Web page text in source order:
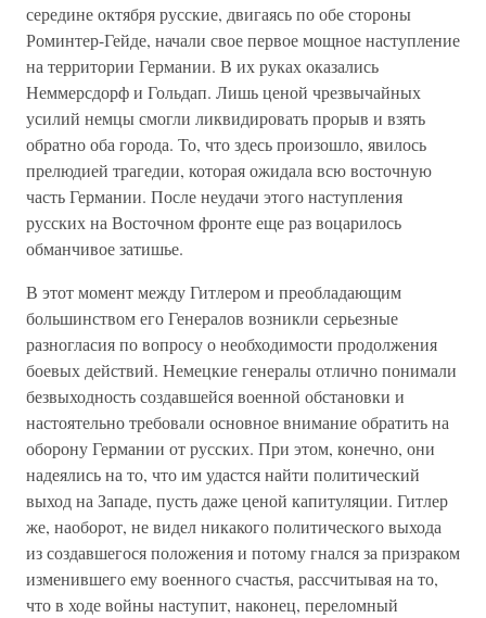
середине октября русские, двигаясь по обе стороны
Роминтер-Гейде, начали свое первое мощное наступление
на территории Германии. В их руках оказались
Неммерсдорф и Гольдап. Лишь ценой чрезвычайных
усилий немцы смогли ликвидировать прорыв и взять
обратно оба города. То, что здесь произошло, явилось
прелюдией трагедии, которая ожидала всю восточную
часть Германии. После неудачи этого наступления
русских на Восточном фронте еще раз воцарилось
обманчивое затишье.
В этот момент между Гитлером и преобладающим
большинством его Генералов возникли серьезные
разногласия по вопросу о необходимости продолжения
боевых действий. Немецкие генералы отлично понимали
безвыходность создавшейся военной обстановки и
настоятельно требовали основное внимание обратить на
оборону Германии от русских. При этом, конечно, они
надеялись на то, что им удастся найти политический
выход на Западе, пусть даже ценой капитуляции. Гитлер
же, наоборот, не видел никакого политического выхода
из создавшегося положения и потому гнался за призраком
изменившего ему военного счастья, рассчитывая на то,
что в ходе войны наступит, наконец, переломный